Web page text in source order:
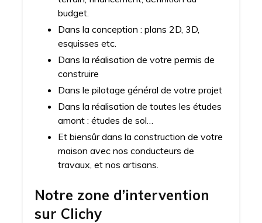
budget.
Dans la conception : plans 2D, 3D,
esquisses etc.
Dans la réalisation de votre permis de
construire
Dans le pilotage général de votre projet
Dans la réalisation de toutes les études
amont : études de sol…
Et biensûr dans la construction de votre
maison avec nos conducteurs de
travaux, et nos artisans.
Notre zone d’intervention
sur Clichy